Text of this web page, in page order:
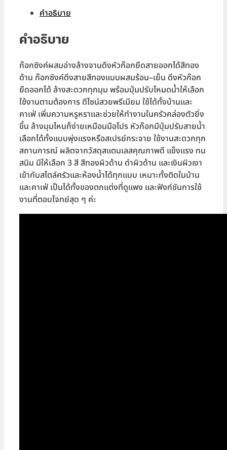
Pull
Rotatable
Faucet
BF261
ชิ้น
คำอธิบาย
คำอธิบาย
ก๊อกซิงค์ผสมอ่างล้างจานดึงหัวก๊อกยืดสายออกได้สีทอง
ด้าน ก๊อกซิงค์ดึงสายสีทองแบบผสมร้อน–เย็น ดึงหัวก๊อก
ยืดออกได้ ล้างสะดวกทุกมุม พร้อมปุ่มปรับโหมดน้ำให้เลือก
ใช้งานตามต้องการ ดีไซน์สวยพรีเมียม ใช้ได้ทั้งบ้านและ
คาเฟ่ เพิ่มความหรูหราและช่วยให้ทำงานในครัวคล่องตัวยิ่ง
ขึ้น ล้างมุมไหนก็ง่ายเหมือนมือโปร หัวก๊อกมีปุ่มปรับสายน้ำ
เลือกได้ทั้งแบบพุ่งแรงหรือสเปรย์กระจาย ใช้งานสะดวกทุก
สถานการณ์ ผลิตจากวัสดุสแตนเลสคุณภาพดี แข็งแรง ทน
สนิม มีให้เลือก 3 สี สีทองผิวด้าน ดำผิวด้าน และเงินผิวเงา
เข้ากับสไตล์ครัวและห้องน้ำได้ทุกแบบ เหมาะทั้งติดในบ้าน
และคาเฟ่ เป็นได้ทั้งของตกแต่งที่ดูแพง และฟังก์ชันการใช้
งานที่ตอบโจทย์สุด ๆ ค่ะ